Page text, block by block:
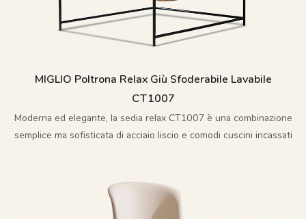
MIGLIO Poltrona Relax Giù Sfoderabile Lavabile
CT1007
Moderna ed elegante, la sedia relax CT1007 è una combinazione
semplice ma sofisticata di acciaio liscio e comodi cuscini incassati